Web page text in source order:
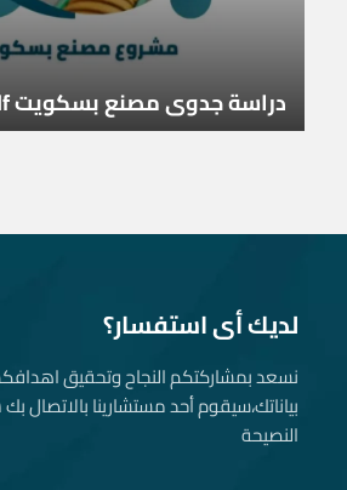
دراسة جدوى مصنع بسكويت pdf
لديك أى استفسار؟
نسعد بمشاركتكم النجاح وتحقيق
بياناتك، سيقوم أحد مستشارينا بالاتصال
النصيحة